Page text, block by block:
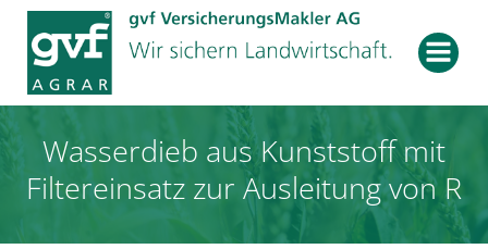
Zum
Inhalt
springen
Wasserdieb aus Kunststoff mit
Filtereinsatz zur Ausleitung von R